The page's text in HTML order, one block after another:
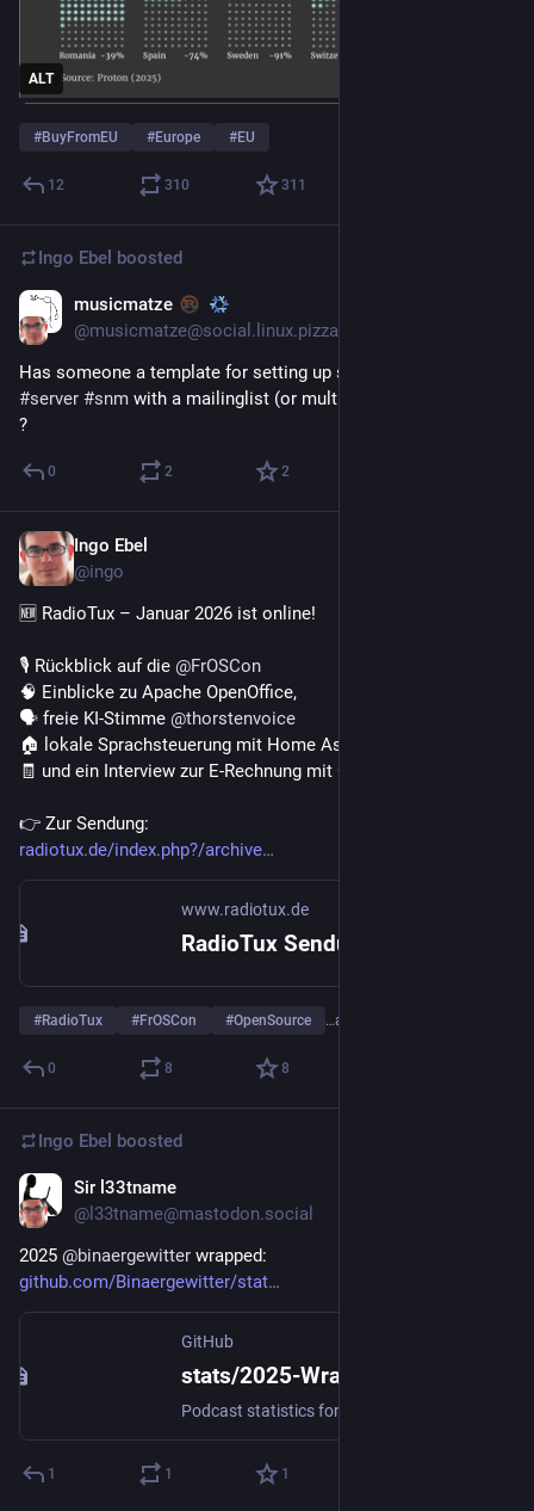
ALT
#BuyFromEU #Europe #EU
12 310 311
Ingo Ebel boosted
musicmatze
@musicmatze@social.linux.pizza
Has someone a template for setting up simple
#server #snm with a mailinglist (or multiple) and
?
0 2 2
Ingo Ebel
@ingo
🆕 RadioTux – Januar 2026 ist online!
🎙️ Rückblick auf die @FrOSCon
🧠 Einblicke zu Apache OpenOffice,
🗣️ freie KI-Stimme @thorstenvoice
🏠 lokale Sprachsteuerung mit Home Assistant,
🧾 und ein Interview zur E-Rechnung mit Open-Source-Tools.
👉 Zur Sendung:
radiotux.de/index.php?/archive
www.radiotux.de
#RadioTux #FrOSCon #OpenSource …and 6 more
0 8 8
Ingo Ebel boosted
Sir l33tname
@l33tname@mastodon.social
2025 @binaergewitter wrapped:
github.com/Binaergewitter/stat
GitHub
1 1 1